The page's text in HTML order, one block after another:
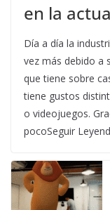
en la
Día a día la
vez más debido a
que tiene sobre
tiene gustos
o videojuegos.
pocoSeguir